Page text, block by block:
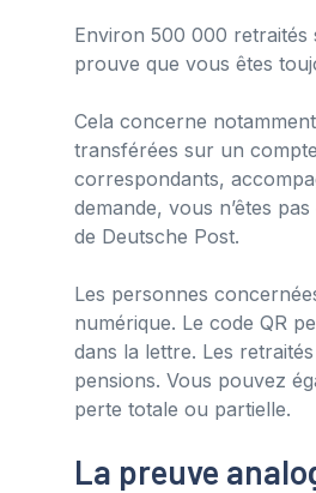
Environ 500 000 retraités
prouve que vous êtes
Cela concerne
transférées sur un
correspondants,
demande, vous n’êtes
de Deutsche Post.
Les personnes
numérique. Le code QR
dans la lettre. Les
pensions. Vous pouvez
perte totale ou partielle.
La preuve